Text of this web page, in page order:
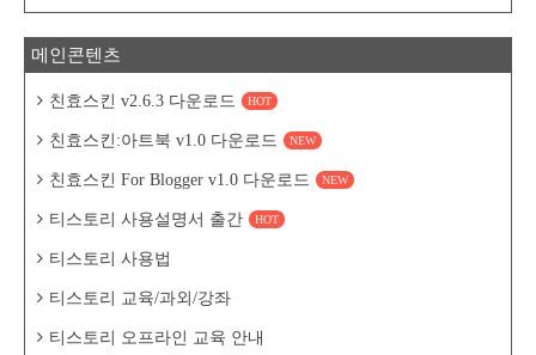
메인콘텐츠
친효스킨 v2.6.3 다운로드 HOT
친효스킨:아트북 v1.0 다운로드 NEW
친효스킨 For Blogger v1.0 다운로드 NEW
티스토리 사용설명서 출간 HOT
티스토리 사용법
티스토리 교육/과외/강좌
티스토리 오프라인 교육 안내